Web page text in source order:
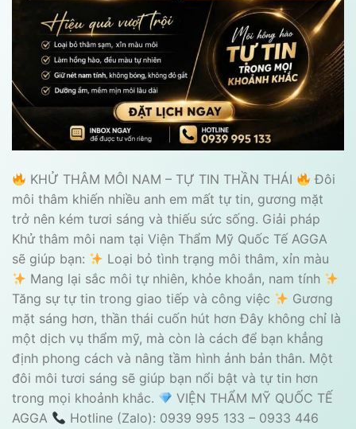
KHỬ THÂM MÔI NAM – TỰ TIN THẦN THÁI
Đôi
môi thâm khiến nhiều anh em mất tự tin, gương mặt
trở nên kém tươi sáng và thiếu sức sống. Giải pháp
Khử thâm môi nam tại Viện Thẩm Mỹ Quốc Tế AGGA
sẽ giúp bạn:
Loại bỏ tình trạng môi thâm, xỉn màu
Mang lại sắc môi tự nhiên, khỏe khoắn, nam tính
Tăng sự tự tin trong giao tiếp và công việc
Gương
mặt sáng hơn, thần thái cuốn hút hơn Đây không chỉ là
một dịch vụ thẩm mỹ, mà còn là cách để bạn khẳng
định phong cách và nâng tầm hình ảnh bản thân. Một
đôi môi tươi sáng sẽ giúp bạn nổi bật và tự tin hơn
trong mọi khoảnh khắc.
VIỆN THẨM MỸ QUỐC TẾ
AGGA
Hotline (Zalo): 0939 995 133 – 0933 446